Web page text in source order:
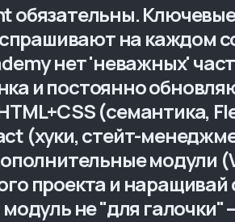
обязательны.
на каждом
нет 'неважных'
и постоянно
(семантика,
(хуки, стейт-
модули
проекта и
не "для